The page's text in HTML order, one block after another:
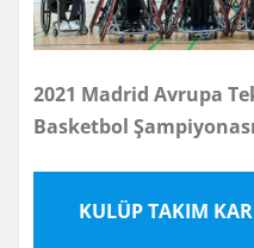
2021 Madrid Avrupa
Basketbol Şampiyonası
KULÜP TAKIM